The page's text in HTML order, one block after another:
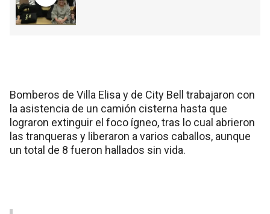
Bomberos de Villa Elisa y de City Bell trabajaron con
la asistencia de un camión cisterna hasta que
lograron extinguir el foco ígneo, tras lo cual abrieron
las tranqueras y liberaron a varios caballos, aunque
un total de 8 fueron hallados sin vida.